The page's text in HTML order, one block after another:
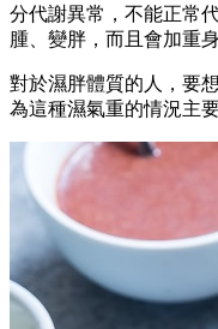
分代謝異常，不能正常
腫、變胖，而且會加重
對於濕胖體質的人，要
為這種濕氣重的情況主